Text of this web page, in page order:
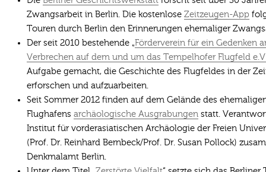
Zwangsarbeit in Berlin. Die kostenloseZeitzeugen-App
Touren durch Berlin den Erinnerungen ehemaliger
Der seit 2010 bestehende „ Förderverein für ein Gedenken
Verbrechen auf dem und um das Tempelhofer Flugfeld
Aufgabe gemacht, die Geschichte des Flugfeldes in der
erforschen und aufzuarbeiten.
Seit Sommer 2012 finden auf dem Gelände des
Flughafensarchäologische Ausgrabungen statt.
Institut für vorderasiatischen Archäologie der Freien
(Prof. Dr. Reinhard Bernbeck/Prof. Dr. Susan Pollock)
Denkmalamt Berlin.